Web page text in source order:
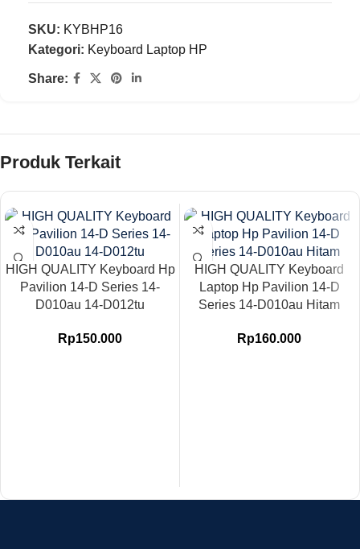
SKU: KYBHP16
Kategori: Keyboard Laptop HP
Share:
Produk Terkait
HIGH QUALITY Keyboard Hp
Pavilion 14-D Series 14-
D010au 14-D012tu
Rp150.000
HIGH QUALITY Keyboard
Laptop Hp Pavilion 14-D
Series 14-D010au Hitam
Rp160.000